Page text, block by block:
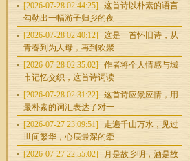
[2026-07-28 02:44:25]
这首诗以朴素的语言
勾勒出一幅游子归乡的夜
[2026-07-28 02:40:12]
这是一首怀旧诗，从
青春到为人母，再到欢聚
[2026-07-28 02:35:02]
作者将个人情感与城
市记忆交织，这首诗词读
[2026-07-28 02:31:22]
这首诗应景应情，用
最朴素的词汇表达了对一
[2026-07-27 23:09:51]
走遍千山万水，见过
世间繁华，心底最深的牵
[2026-07-27 22:55:02]
月是故乡明，酒是故